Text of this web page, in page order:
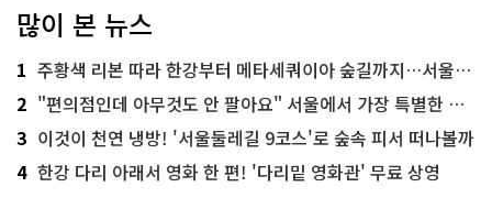
많이 본 뉴스
1 주황색 리본 따라 한강부터 메타세쿼이아 숲길까지…서울둘레길 15코스
2 "편의점인데 아무것도 안 팔아요" 서울에서 가장 특별한 편의점의 정체
3 이것이 천연 냉방! '서울둘레길 9코스'로 숲속 피서 떠나볼까
4 한강 다리 아래서 영화 한 편! '다리밑 영화관' 무료 상영